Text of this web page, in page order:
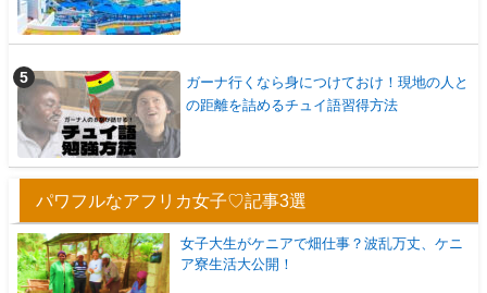
ガーナ行くなら身につけておけ！現地の人と
の距離を詰めるチュイ語習得方法
パワフルなアフリカ女子♡記事3選
女子大生がケニアで畑仕事？波乱万丈、ケニ
ア寮生活大公開！